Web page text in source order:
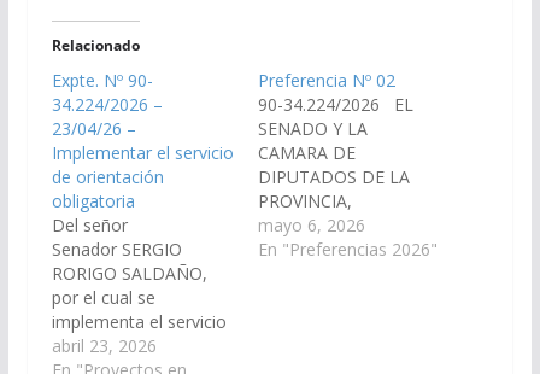
Relacionado
Expte. Nº 90-
34.224/2026 –
23/04/26 –
Implementar el servicio
de orientación
obligatoria
Del señor
Senador SERGIO
RORIGO SALDAÑO,
por el cual se
implementa el servicio
de orientación
abril 23, 2026
Preferencia Nº 02
90-34.224/2026 EL
SENADO Y LA
CAMARA DE
DIPUTADOS DE LA
PROVINCIA,
SANCIONAN CON
FUERZA DE LEY
mayo 6, 2026
En "Preferencias 2026"